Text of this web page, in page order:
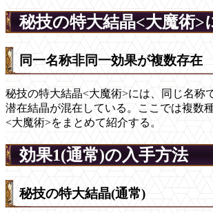
秘技の特大結晶<大魔術>
同一名称非同一効果が複数存在
秘技の特大結晶<大魔術>には、同じ名称
潜在結晶が混在している。ここでは複数
<大魔術>をまとめて紹介する。
効果1(通常)の入手方法
秘技の特大結晶(通常)